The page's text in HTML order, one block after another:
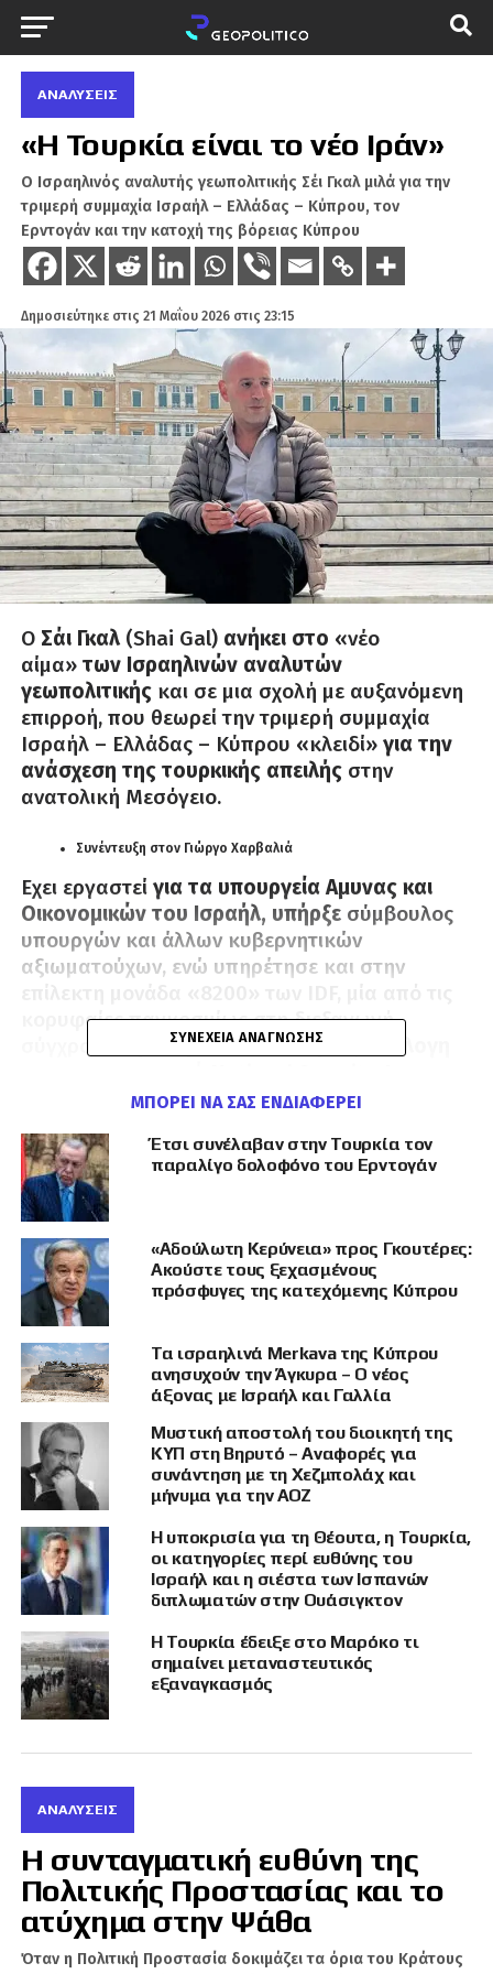
ΑΝΑΛΎΣΕΙΣ
«Η Τουρκία είναι το νέο Ιράν»
Ο Ισραηλινός αναλυτής γεωπολιτικής Σέι Γκαλ μιλά για την
τριμερή συμμαχία Ισραήλ – Ελλάδας – Κύπρου, τον
Ερντογάν και την κατοχή της βόρειας Κύπρου
Δημοσιεύτηκε στις 21 Μαΐου 2026 στις 23:15
Ο Σάι Γκαλ(Shai Gal) ανήκει στο «νέο
αίμα» των Ισραηλινών αναλυτών
γεωπολιτικήςκαι σε μια σχολή με αυξανόμενη
επιρροή, που θεωρεί την τριμερή συμμαχία
Ισραήλ – Ελλάδας – Κύπρου «κλειδί» για την
ανάσχεση της τουρκικής απειλήςστην
ανατολική Μεσόγειο.
Συνέντευξη στον Γιώργο Χαρβαλιά
Εχει εργαστεί για τα υπουργεία Αμυνας και
Οικονομικών του Ισραήλ, υπήρξεσύμβουλος
υπουργών και άλλων κυβερνητικών
αξιωματούχων, ενώ υπηρέτησε και στην
κορυφαίες παγκοσμίως στη διεξαγωγή
ηλεκτρονικού πολέμου, ανάλογη
Προ ημερών ο κ. Γκαλβρέθηκε στην Ελλάδα
καλεσμένος για μία κλειστή διάλεξησε
επιλεγμένο ακροατήριο μελών και φίλων του
Ελληνικού Ινστιτούτου Στρατηγικών Σπουδών
(ΕΛΙΣΜΕ), που εξελίσσεται στο αντίπαλο δέος
του εθνομηδενιστικού ΕΛΙΑΜΕΠ, υπό την
ηγεσία του «
αεικίνητου
αντιστράτηγου
Οι απόψεις τουΣάι Γκαλ για την Τουρκία και
τον δομικό κίνδυνο που αυτή
εκπροσωπεί
ομολογουμένως κατέπληξαν,
αφού σε πολλά θέματα υπήρξαν πιο
προχωρημένες και από τις θέσεις των
κυβερνήσεων Ελλάδας και Κύπρου. Βεβαίως
όλα αυτά ακούγονται πολύ ωραία στα
ελληνικά αυτιά, αλλά οι διακρατικές
συμπράξεις, ειδικά όταν παίρνουν μορφή
«αμυντικής συμμαχίας
οραματίζεται ο Ισραηλινός αναλυτής, και
αρκετοί που συμμερίζονται τις ιδέες του στις
τρεις εμπλεκόμενες χώρες προϋποθέτουν,
εκτόςαπό το δικαίωμα επίκλησης σε
περιόδους κρίσης,και υποχρεώσεις αμοιβαίας
Σαφείς απαντήσεις
Το γεγονός αυτό,όπως ισχυρίζονται κάποιοι
που αντιτίθενται στην ιδέα μιας
ΣΥΝΈΧΕΙΑ ΑΝΆΓΝΩΣΗΣ
ΜΠΟΡΕΊ ΝΑ ΣΑΣ ΕΝΔΙΑΦΈΡΕΙ
Έτσι συνέλαβαν στην Τουρκία τον
παραλίγο δολοφόνο του Ερντογάν
«Αδούλωτη Κερύνεια» προς Γκουτέρες:
Ακούστε τους ξεχασμένους
πρόσφυγες της κατεχόμενης Κύπρου
Τα ισραηλινά Merkava της Κύπρου
ανησυχούν την Άγκυρα – Ο νέος
άξονας με Ισραήλ και Γαλλία
Μυστική αποστολή του διοικητή της
ΚΥΠ στη Βηρυτό – Αναφορές για
συνάντηση με τη Χεζμπολάχ και
μήνυμα για την ΑΟΖ
Η υποκρισία για τη Θέουτα, η Τουρκία,
οι κατηγορίες περί ευθύνης του
Ισραήλ και η σιέστα των Ισπανών
διπλωματών στην Ουάσιγκτον
Η Τουρκία έδειξε στο Μαρόκο τι
σημαίνει μεταναστευτικός
εξαναγκασμός
ΑΝΑΛΎΣΕΙΣ
Η συνταγματική ευθύνη της
Πολιτικής Προστασίας και το
ατύχημα στην Ψάθα
Όταν η Πολιτική Προστασία δοκιμάζει τα όρια του Κράτους